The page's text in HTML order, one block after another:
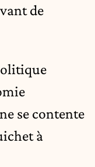
de
se contente
à